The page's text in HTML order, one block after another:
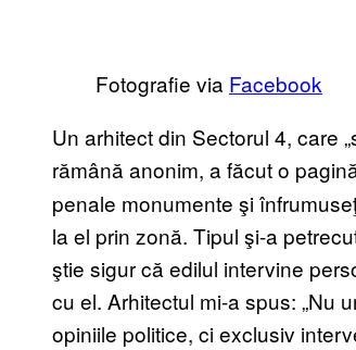
Fotografie via Facebook
Un arhitect din Sectorul 4, care
rămână anonim, a făcut o
penale monumente şi
la el prin zonă. Tipul şi-a
ştie sigur că edilul intervine
cu el. Arhitectul mi-a spus: „Nu
opiniile politice, ci exclusiv